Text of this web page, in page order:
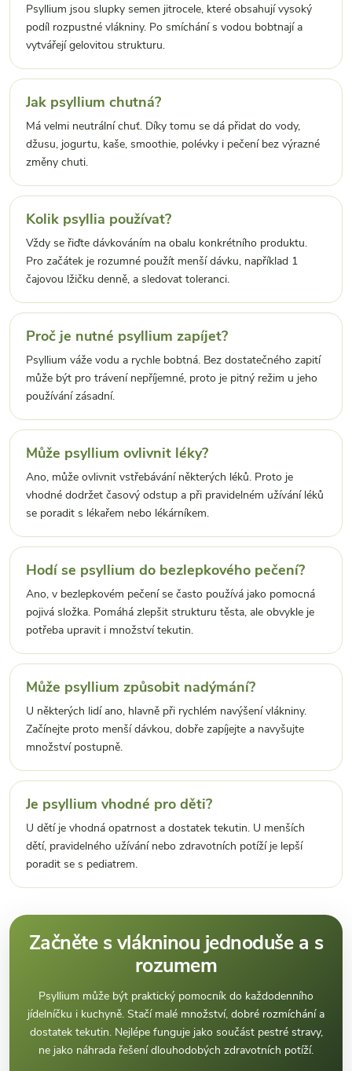
Psyllium jsou slupky semen jitrocele, které obsahují vysoký
podíl rozpustné vlákniny. Po smíchání s vodou bobtnají a
vytvářejí gelovitou strukturu.
Jak psyllium chutná?
Má velmi neutrální chuť. Díky tomu se dá přidat do vody,
džusu, jogurtu, kaše, smoothie, polévky i pečení bez výrazné
změny chuti.
Kolik psyllia používat?
Vždy se řiďte dávkováním na obalu konkrétního produktu.
Pro začátek je rozumné použít menší dávku, například 1
čajovou lžičku denně, a sledovat toleranci.
Proč je nutné psyllium zapíjet?
Psyllium váže vodu a rychle bobtná. Bez dostatečného zapití
může být pro trávení nepříjemné, proto je pitný režim u jeho
používání zásadní.
Může psyllium ovlivnit léky?
Ano, může ovlivnit vstřebávání některých léků. Proto je
vhodné dodržet časový odstup a při pravidelném užívání léků
se poradit s lékařem nebo lékárníkem.
Hodí se psyllium do bezlepkového pečení?
Ano, v bezlepkovém pečení se často používá jako pomocná
pojivá složka. Pomáhá zlepšit strukturu těsta, ale obvykle je
potřeba upravit i množství tekutin.
Může psyllium způsobit nadýmání?
U některých lidí ano, hlavně při rychlém navýšení vlákniny.
Začínejte proto menší dávkou, dobře zapíjejte a navyšujte
množství postupně.
Je psyllium vhodné pro děti?
U dětí je vhodná opatrnost a dostatek tekutin. U menších
dětí, pravidelného užívání nebo zdravotních potíží je lepší
poradit se s pediatrem.
Začněte s vlákninou jednoduše a s
rozumem
Psyllium může být praktický pomocník do každodenního
jídelníčku i kuchyně. Stačí malé množství, dobré rozmíchání a
dostatek tekutin. Nejlépe funguje jako součást pestré stravy,
ne jako náhrada řešení dlouhodobých zdravotních potíží.